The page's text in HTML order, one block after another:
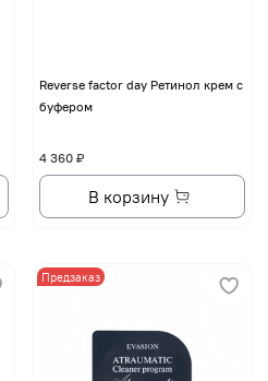
Reverse factor day Ретинол крем с
буфером
4 360 ₽
В корзину
Предзаказ